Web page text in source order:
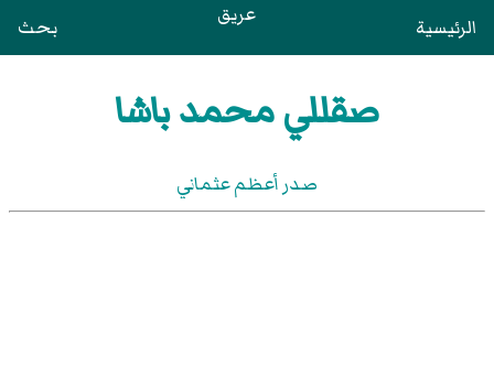
الرئيسية عريق بحث
صقللي محمد باشا
صدر أعظم عثماني